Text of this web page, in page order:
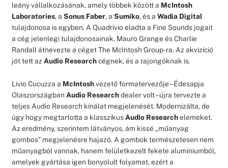
leány vállalkozásának, amely többek között a McIntosh
Laboratories, a Sonus Faber, a Sumiko, és a Wadia Digital
tulajdonosa is egyben. A Quadrivio eladta a Fine Sounds jogait
a cég jelenlegi tulajdonosainak. Mauro Grange és Charlie
Randall átnevezte a céget The McIntosh Group-ra. Az akvizíció
jót tett az Audio Researchcégnek, és a rajongóknak is.
Livio Cucuzza a McIntoshvezető formatervezője – Édesapja
Olaszországban Audio Researchdealer volt – újra tervezte a
teljes Audio Research kínálat megjelenését. Modernizálta, de
úgy hogy megtartotta a klasszikus Audio Researchelemeket.
Az eredmény, szerintem látványos, ám kissé „műanyag
gombos” megjelenésre hajazó. A gombok természetesen nem
műanyagból vannak, hanem felületkezelt fekete alumíniumból,
amelyek gyártása igen bonyolult folyamat, ezért a